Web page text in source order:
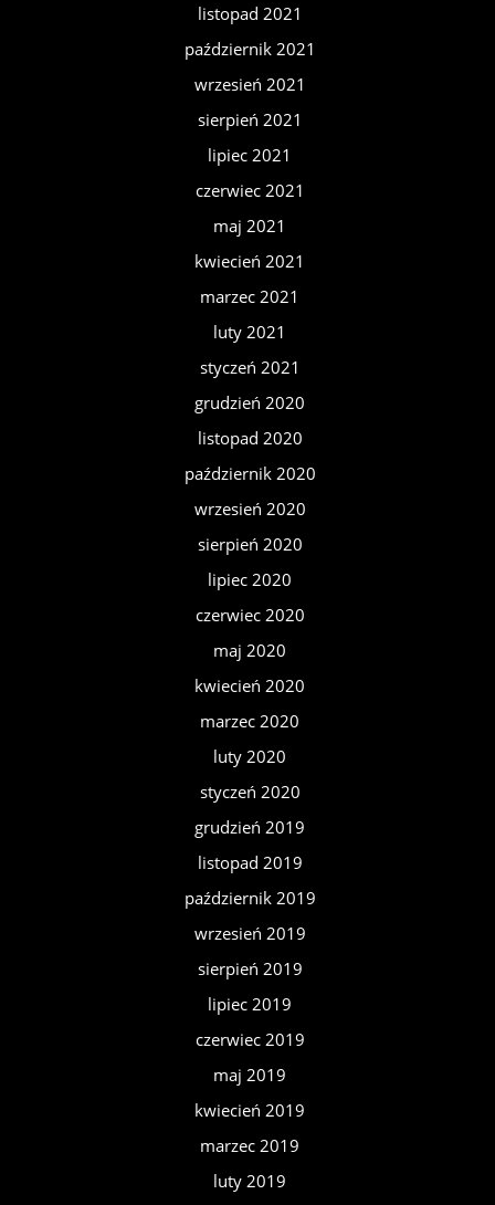
listopad 2021
październik 2021
wrzesień 2021
sierpień 2021
lipiec 2021
czerwiec 2021
maj 2021
kwiecień 2021
marzec 2021
luty 2021
styczeń 2021
grudzień 2020
listopad 2020
październik 2020
wrzesień 2020
sierpień 2020
lipiec 2020
czerwiec 2020
maj 2020
kwiecień 2020
marzec 2020
luty 2020
styczeń 2020
grudzień 2019
listopad 2019
październik 2019
wrzesień 2019
sierpień 2019
lipiec 2019
czerwiec 2019
maj 2019
kwiecień 2019
marzec 2019
luty 2019